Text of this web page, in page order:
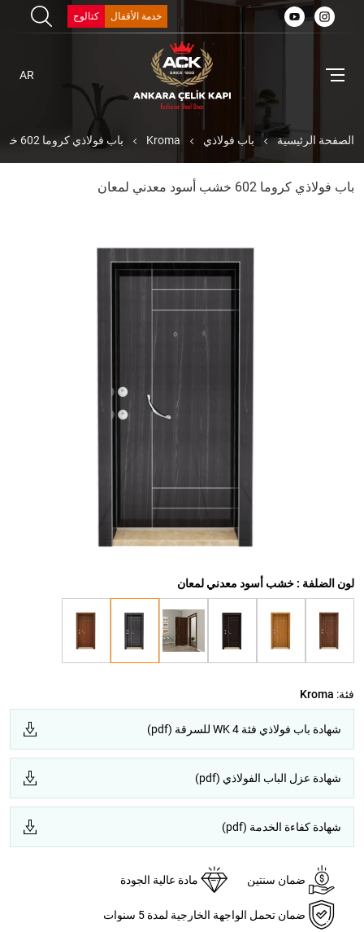
خدمة الأقفال كتالوج
AR
الصفحة الرئيسية باب فولاذي Kroma باب فولاذي كروما 602 خشب أسود معدني لمعان
باب فولاذي كروما 602 خشب أسود معدني لمعان
لون الضلفة : خشب أسود معدني لمعان
فئة: Kroma
شهادة باب فولاذي فئة WK 4 للسرقة (pdf)
شهادة عزل الباب الفولاذي (pdf)
شهادة كفاءة الخدمة (pdf)
ضمان سنتين مادة عالية الجودة
ضمان تحمل الواجهة الخارجية لمدة 5 سنوات